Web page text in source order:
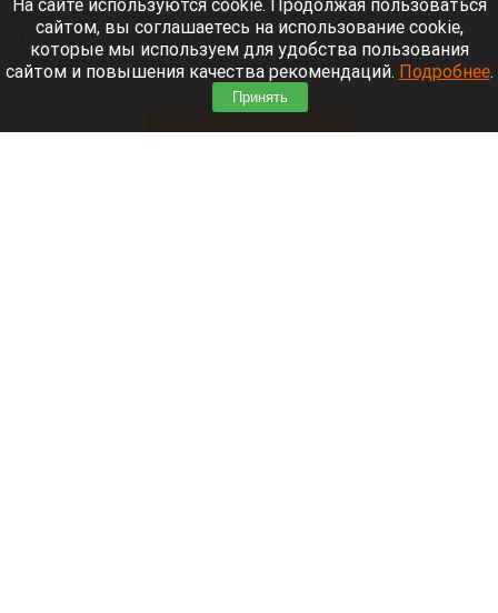
Телеведущая Екатерина Андреева проводит
отпуск на Алтае. Она поселилась в двухэтажной
вилле с видом на горы у реки Катунь.
На сайте используются cookie. Продолжая пользоваться
сайтом, вы соглашаетесь на использование cookie,
которые мы используем для удобства пользования
сайтом и повышения качества рекомендаций. Подробнее.
Принять